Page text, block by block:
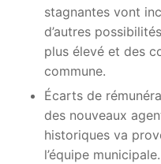
stagnantes vont
d’autres
plus élevé et des
commune.
Écarts de
des nouveaux
historiques va
l’équipe municipale.